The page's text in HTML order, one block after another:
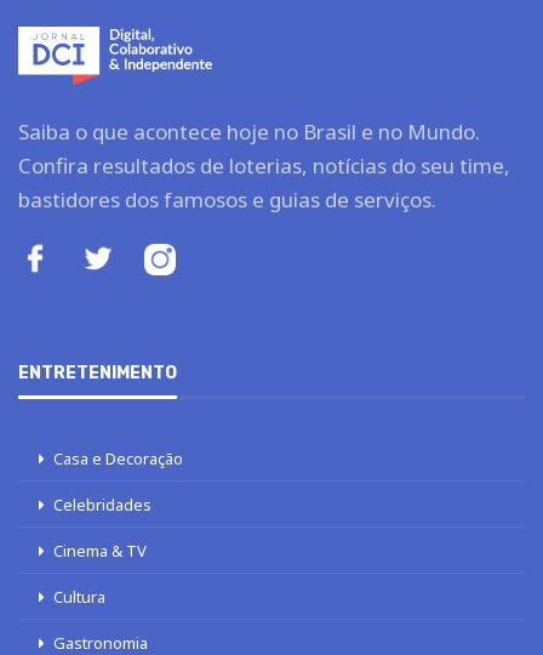
Saiba o que acontece hoje no Brasil e no Mundo.
Confira resultados de loterias, notícias do seu time,
bastidores dos famosos e guias de serviços.
ENTRETENIMENTO
Casa e Decoração
Celebridades
Cinema & TV
Cultura
Gastronomia